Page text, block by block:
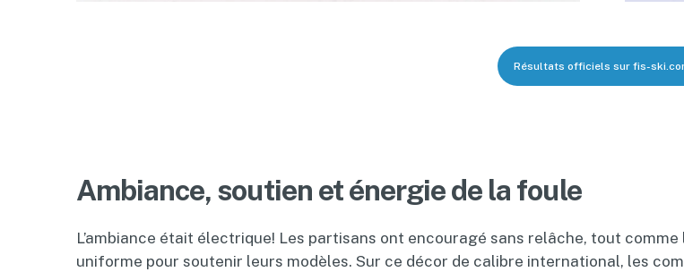
Résultats officiels sur fis-
Ambiance, soutien et énergie de la foule
L’ambiance était électrique! Les partisans ont encouragé sans relâche, tout
uniforme pour soutenir leurs modèles. Sur ce décor de calibre international, les